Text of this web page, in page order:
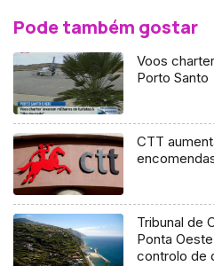
Pode também gostar
Voos
Porto Santo
CTT
Tribunal de
Ponta
controlo de